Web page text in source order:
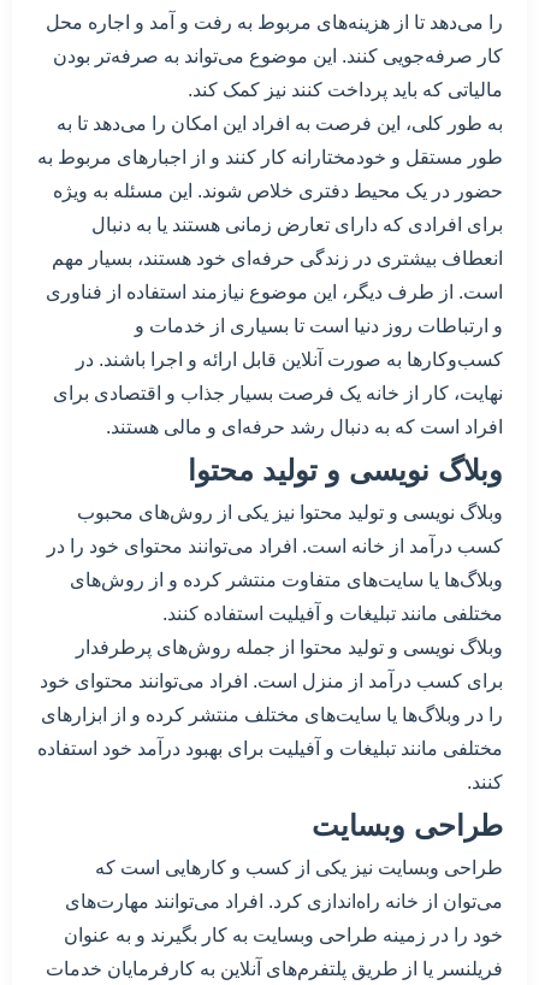
را می‌دهد تا از هزینه‌های مربوط به رفت و آمد و اجاره محل
کار صرفه‌جویی کنند. این موضوع می‌تواند به صرفه‌تر بودن
مالیاتی که باید پرداخت کنند نیز کمک کند.
به طور کلی، این فرصت به افراد این امکان را می‌دهد تا به
طور مستقل و خودمختارانه کار کنند و از اجبارهای مربوط به
حضور در یک محیط دفتری خلاص شوند. این مسئله به ویژه
برای افرادی که دارای تعارض زمانی هستند یا به دنبال
انعطاف بیشتری در زندگی حرفه‌ای خود هستند، بسیار مهم
است. از طرف دیگر، این موضوع نیازمند استفاده از فناوری
و ارتباطات روز دنیا است تا بسیاری از خدمات و
کسب‌وکارها به صورت آنلاین قابل ارائه و اجرا باشند. در
نهایت، کار از خانه یک فرصت بسیار جذاب و اقتصادی برای
افراد است که به دنبال رشد حرفه‌ای و مالی هستند.
وبلاگ نویسی و تولید محتوا
وبلاگ نویسی و تولید محتوا نیز یکی از روش‌های محبوب
کسب درآمد از خانه است. افراد می‌توانند محتوای خود را در
وبلاگ‌ها یا سایت‌های متفاوت منتشر کرده و از روش‌های
مختلفی مانند تبلیغات و آفیلیت استفاده کنند.
وبلاگ نویسی و تولید محتوا از جمله روش‌های پرطرفدار
برای کسب درآمد از منزل است. افراد می‌توانند محتوای خود
را در وبلاگ‌ها یا سایت‌های مختلف منتشر کرده و از ابزارهای
مختلفی مانند تبلیغات و آفیلیت برای بهبود درآمد خود استفاده
کنند.
طراحی وبسایت
طراحی وبسایت نیز یکی از کسب و کارهایی است که
می‌توان از خانه راه‌اندازی کرد. افراد می‌توانند مهارت‌های
خود را در زمینه طراحی وبسایت به کار بگیرند و به عنوان
فریلنسر یا از طریق پلتفرم‌های آنلاین به کارفرمایان خدمات